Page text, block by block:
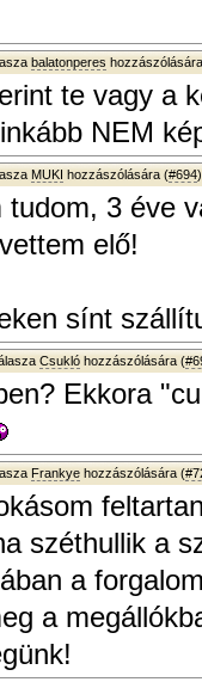
balatonperes
te vagy a
NEM
MUKI hozzászólására (#694)
tudom, 3 éve
elő!
sínt
Csukló hozzászólására (
Ekkora
Frankye hozzászólására (
széthullik a
a
a